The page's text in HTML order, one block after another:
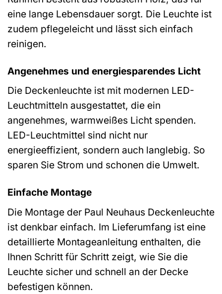
eine lange Lebensdauer sorgt. Die Leuchte ist
zudem pflegeleicht und lässt sich einfach
reinigen.
Angenehmes und energiesparendes Licht
Die Deckenleuchte ist mit modernen LED-
Leuchtmitteln ausgestattet, die ein
angenehmes, warmweißes Licht spenden.
LED-Leuchtmittel sind nicht nur
energieeffizient, sondern auch langlebig. So
sparen Sie Strom und schonen die Umwelt.
Einfache Montage
Die Montage der Paul Neuhaus Deckenleuchte
ist denkbar einfach. Im Lieferumfang ist eine
detaillierte Montageanleitung enthalten, die
Ihnen Schritt für Schritt zeigt, wie Sie die
Leuchte sicher und schnell an der Decke
befestigen können.